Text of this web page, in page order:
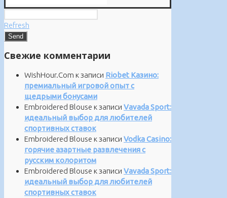
Refresh
Свежие комментарии
WishHour.Com к записи Riobet Казино:
премиальный игровой опыт с
щедрыми бонусами
Embroidered Blouse к записи Vavada Sport:
идеальный выбор для любителей
спортивных ставок
Embroidered Blouse к записи Vodka Casino:
горячие азартные развлечения с
русским колоритом
Embroidered Blouse к записи Vavada Sport:
идеальный выбор для любителей
спортивных ставок